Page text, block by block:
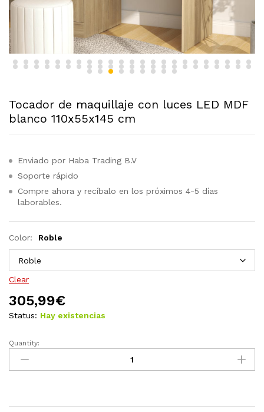
Tocador de maquillaje con luces LED MDF
blanco 110x55x145 cm
Enviado por Haba Trading B.V
Soporte rápido
Compre ahora y recíbalo en los próximos 4-5 días
laborables.
Color: Roble
Clear
305,99€
Status: Hay existencias
Tocador
maquillaje
Quantity: